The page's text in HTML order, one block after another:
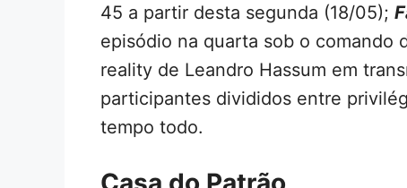
45 a partir desta segunda (18/05);
episódio na quarta sob o comando
reality de Leandro Hassum em
participantes divididos entre
tempo todo.